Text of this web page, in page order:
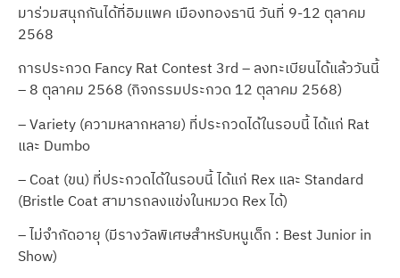
มาร่วมสนุกกันได้ที่อิมแพค เมืองทองธานี วันที่ 9-12 ตุลาคม
2568
การประกวด Fancy Rat Contest 3rd – ลงทะเบียนได้แล้ววันนี้
– 8 ตุลาคม 2568 (กิจกรรมประกวด 12 ตุลาคม 2568)
– Variety (ความหลากหลาย) ที่ประกวดได้ในรอบนี้ ได้แก่ Rat
และ Dumbo
– Coat (ขน) ที่ประกวดได้ในรอบนี้ ได้แก่ Rex และ Standard
(Bristle Coat สามารถลงแข่งในหมวด Rex ได้)
– ไม่จำกัดอายุ (มีรางวัลพิเศษสำหรับหนูเด็ก : Best Junior in
Show)